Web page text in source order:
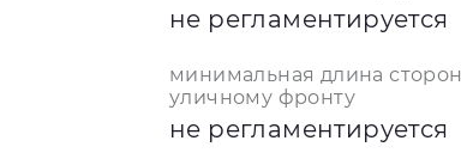
не регламентируется
минимальная длина
уличному фронту
не регламентируется